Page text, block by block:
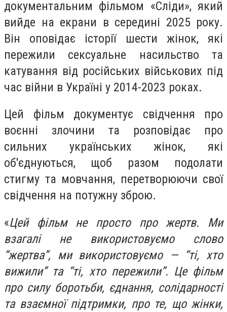
документальним фільмом «Сліди», який
вийде на екрани в середині 2025 року.
Він оповідає історії шести жінок, які
пережили сексуальне насильство та
катування від російських військових під
час війни в Україні у 2014-2023 роках.
Цей фільм документує свідчення про
воєнні злочини та розповідає про
сильних українських жінок, які
об'єднуються, щоб разом подолати
стигму та мовчання, перетворюючи свої
свідчення на потужну зброю.
«Цей фільм не просто про жертв. Ми
взагалі не використовуємо слово
“жертва”, ми використовуємо — “ті, хто
вижили” та “ті, хто пережили”. Це фільм
про силу боротьби, єднання, солідарності
та взаємної підтримки, про те, що жінки,